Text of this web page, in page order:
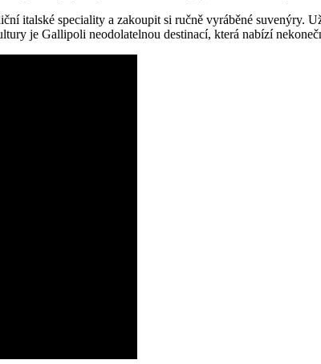
italské speciality a zakoupit si ručně vyráběné suvenýry.
je Gallipoli neodolatelnou destinací, která nabízí